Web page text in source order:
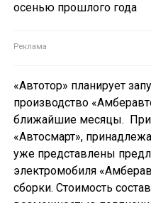
осенью прошлого года
«Автотор» планирует
производство
ближайшие месяцы. При
«Автосмарт»,
уже представлены
электромобиля
сборки. Стоимость